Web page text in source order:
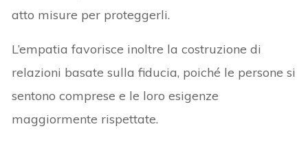
atto misure per proteggerli.
L’empatia favorisce inoltre la costruzione di
relazioni basate sulla fiducia, poiché le persone si
sentono comprese e le loro esigenze
maggiormente rispettate.